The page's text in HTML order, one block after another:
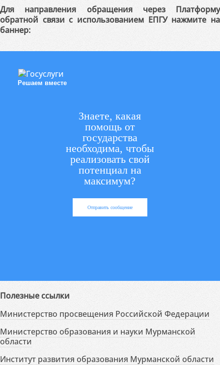
Для направления обращения через Платформу
обратной связи с использованием ЕПГУ нажмите на
баннер:
Решаем вместе
Знаете, какая
помощь от
государства
необходима, чтобы
реализовать свой
потенциал на
максимум?
Отправить сообщение
Полезные ссылки
Министерство просвещения Российской Федерации
Министерство образования и науки Мурманской
области
Институт развития образования Мурманской области